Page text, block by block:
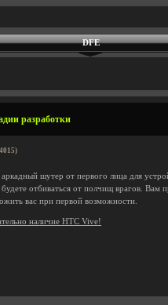
DFE
разработки
шутер от первого лица для
отбиваться от полчищ врагов. Вам
вас при первой возможности.
наличие HTC Vive!